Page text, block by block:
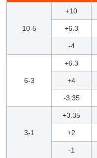
10-5
+10
+6.3
-4
6-3
+6.3
+4
-3.35
3-1
+3.35
+2
-1